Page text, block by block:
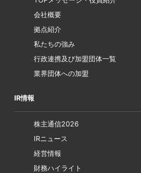
会社概要
拠点紹介
私たちの強み
行政連携及び加盟団体一覧
業界団体への加盟
IR情報
株主通信2026
IRニュース
経営情報
財務ハイライト